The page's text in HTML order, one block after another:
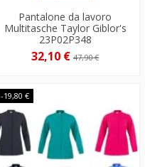
Pantalone da lavoro
Multitasche Taylor Giblor's
23P02P348
32,10 €47,90 €
-19,80 €